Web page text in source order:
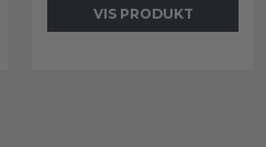
VIS PRODUKT